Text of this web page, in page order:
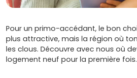
Pour un primo-accédant, le bon
plus attractive, mais la région où
les clous. Découvre avec nous où
logement neuf pour la première fois.